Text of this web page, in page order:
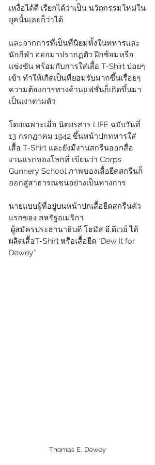
เหงื่อได้ดี เรียกได้ว่าเป็น นวัตกรรมใหม่ใน
ยุคนั้นเลยก็ว่าได้
และจากการที่เป็นที่นิยมทั้งในทหารและ
นักกีฬา ออกมาปรากฏตัว ฝึกซ้อมหรือ
แข่งขัน พร้อมกับการใส่เสื้อ T-Shirt บ่อยๆ
เข้า ทำให้เกิดเป็นที่ยอมรับมากขึ้นเรื่อยๆ
ความต้องการทางด้านแฟชั่นก็เกิดขึ้นมา
เป็นเงาตามตัว
โดยเฉพาะเมื่อ นิตยรสาร LIFE ฉบับวันที่
13 กรกฏาคม 1942 ขึ้นหน้าปกทหารใส่
เสื้อ T-Shirt และยังมีงานสกรีนออกสื่อ
งานแรกของโลกที่ เขียนว่า Corps
Gunnery School ภาพของเสื้อยืดสกรีนก็
ออกสู่สาธารณชนอย่างเป็นทางการ
นายแบบผู้ที่อยู่บนหน้าปกเสื้อยืดสกรีนตัว
แรกของ สหรัฐอเมริกา
ผลิตเสื้อT-Shirt หรือเสื้อยืด "Dew It for
Dewey"
Thomas E. Dewey